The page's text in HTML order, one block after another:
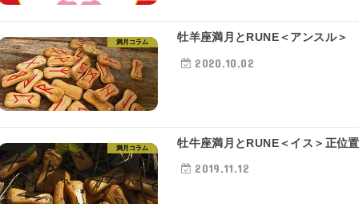
満月コラム 牡羊座満月とRUNE＜アンスル＞
2020.10.02
満月コラム 牡牛座満月とRUNE＜イス＞正位置
2019.11.12